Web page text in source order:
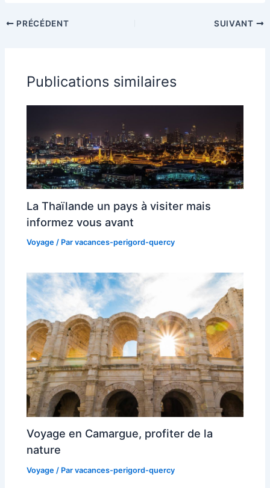
PRÉCÉDENT SUIVANT
Publications similaires
La Thaïlande un pays à visiter mais
informez vous avant
Voyage / Parvacances-perigord-quercy
Voyage en Camargue, profiter de la
nature
Voyage / Parvacances-perigord-quercy